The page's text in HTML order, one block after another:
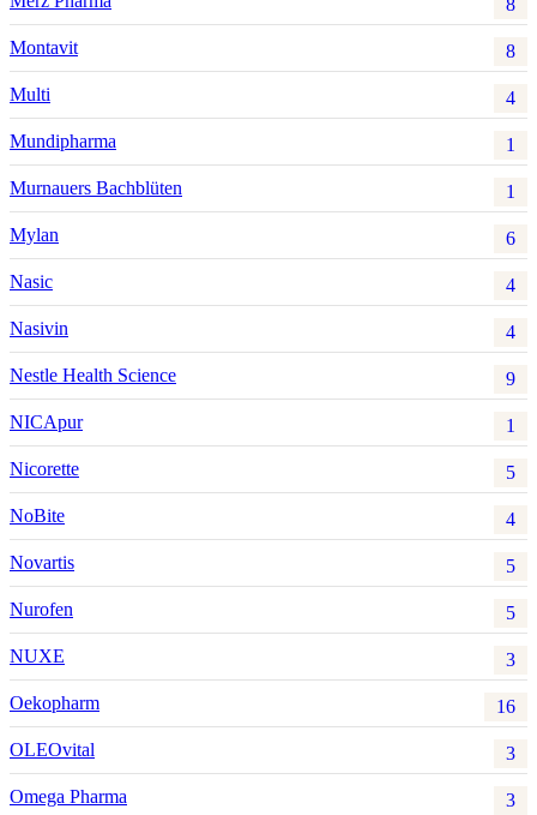
8
Montavit 8
Multi 4
Mundipharma 1
Murnauers Bachblüten 1
Mylan 6
Nasic 4
Nasivin 4
Nestle Health Science 9
NICApur 1
Nicorette 5
NoBite 4
Novartis 5
Nurofen 5
NUXE 3
Oekopharm 16
OLEOvital 3
Omega Pharma 3